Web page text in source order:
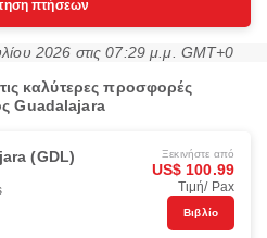
πτήσεων
2026 στις 07:29 μ.μ. GMT+0
καλύτερες προσφορές
Guadalajara
(GDL) Ξεκινήστε από
US$ 100.99
Τιμή/ Pax
Βιβλίο